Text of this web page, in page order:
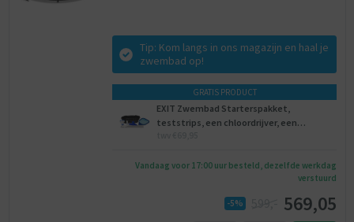
Tip: Kom langs in ons magazijn en haal je
zwembad op!
GRATIS PRODUCT
EXIT Zwembad Starterspakket,
teststrips, een chloordrijver, een
Vandaag voor 17:00 uur besteld, dezelfde werkdag
verstuurd
-5% 569,05